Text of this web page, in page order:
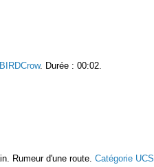
BIRDCrow. Durée : 00:02.
Rumeur d'une route. Catégorie UCS